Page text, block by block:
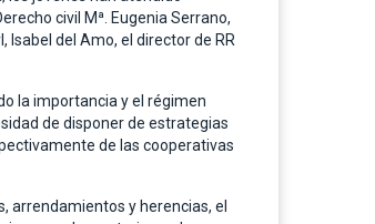
civil Mª. Eugenia Serrano,
Isabel del Amo, el director de RR
la importancia y el régimen
de disponer de estrategias
de las cooperativas
arrendamientos y herencias, el